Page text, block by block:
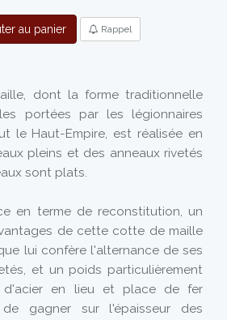
au panier Rappel
dont la forme traditionnelle
portées par les légionnaires
le Haut-Empire, est réalisée en
pleins et des anneaux rivetés
sont plats.
en terme de reconstitution, un
de cette cotte de maille
lui confère l'alternance de ses
et un poids particulièrement
d'acier en lieu et place de fer
gagner sur l'épaisseur des